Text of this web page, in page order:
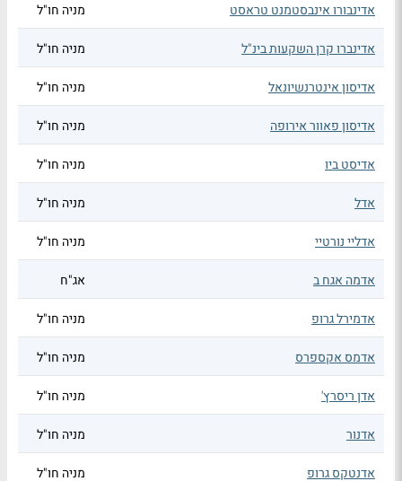
אדינבורו אינבסטמנט טראסט מניה חו"ל
אדינברו קרן השקעות בינ"ל מניה חו"ל
אדיסון אינטרנשיונאל מניה חו"ל
אדיסון פאוור אירופה מניה חו"ל
אדיסט ביו מניה חו"ל
אדל מניה חו"ל
אדליי נורטיי מניה חו"ל
אדמה אגח ב אג"ח
אדמירל גרופ מניה חו"ל
אדמס אקספרס מניה חו"ל
אדן ריסרץ' מניה חו"ל
אדנור מניה חו"ל
אדנטקס גרופ מניה חו"ל